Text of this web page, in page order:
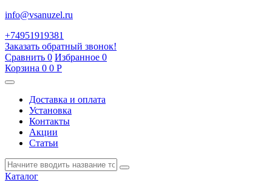
info@vsanuzel.ru
+74951919381
Заказать обратный звонок!
Сравнить 0 Избранное 0
Корзина 0 0 Р
Доставка и оплата
Установка
Контакты
Акции
Статьи
Каталог